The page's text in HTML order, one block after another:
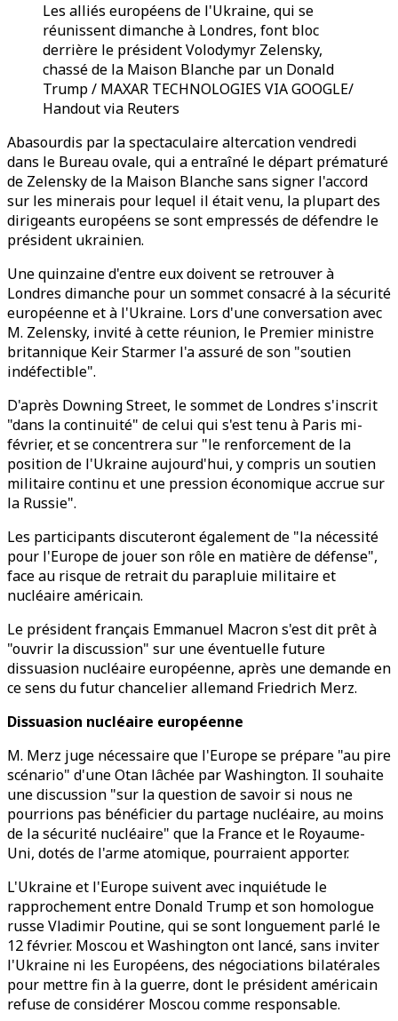
Les alliés européens de l'Ukraine, qui se
réunissent dimanche à Londres, font bloc
derrière le président Volodymyr Zelensky,
chassé de la Maison Blanche par un Donald
Trump / MAXAR TECHNOLOGIES VIA GOOGLE/
Handout via Reuters
Abasourdis par la spectaculaire altercation vendredi
dans le Bureau ovale, qui a entraîné le départ prématuré
de Zelensky de la Maison Blanche sans signer l'accord
sur les minerais pour lequel il était venu, la plupart des
dirigeants européens se sont empressés de défendre le
président ukrainien.
Une quinzaine d'entre eux doivent se retrouver à
Londres dimanche pour un sommet consacré à la sécurité
européenne et à l'Ukraine. Lors d'une conversation avec
M. Zelensky, invité à cette réunion, le Premier ministre
britannique Keir Starmer l'a assuré de son "soutien
indéfectible".
D'après Downing Street, le sommet de Londres s'inscrit
"dans la continuité" de celui qui s'est tenu à Paris mi-
février, et se concentrera sur "le renforcement de la
position de l'Ukraine aujourd'hui, y compris un soutien
militaire continu et une pression économique accrue sur
la Russie".
Les participants discuteront également de "la nécessité
pour l'Europe de jouer son rôle en matière de défense",
face au risque de retrait du parapluie militaire et
nucléaire américain.
Le président français Emmanuel Macron s'est dit prêt à
"ouvrir la discussion" sur une éventuelle future
dissuasion nucléaire européenne, après une demande en
ce sens du futur chancelier allemand Friedrich Merz.
Dissuasion nucléaire européenne
M. Merz juge nécessaire que l'Europe se prépare "au pire
scénario" d'une Otan lâchée par Washington. Il souhaite
une discussion "sur la question de savoir si nous ne
pourrions pas bénéficier du partage nucléaire, au moins
de la sécurité nucléaire" que la France et le Royaume-
Uni, dotés de l'arme atomique, pourraient apporter.
L'Ukraine et l'Europe suivent avec inquiétude le
rapprochement entre Donald Trump et son homologue
russe Vladimir Poutine, qui se sont longuement parlé le
12 février. Moscou et Washington ont lancé, sans inviter
l'Ukraine ni les Européens, des négociations bilatérales
pour mettre fin à la guerre, dont le président américain
refuse de considérer Moscou comme responsable.